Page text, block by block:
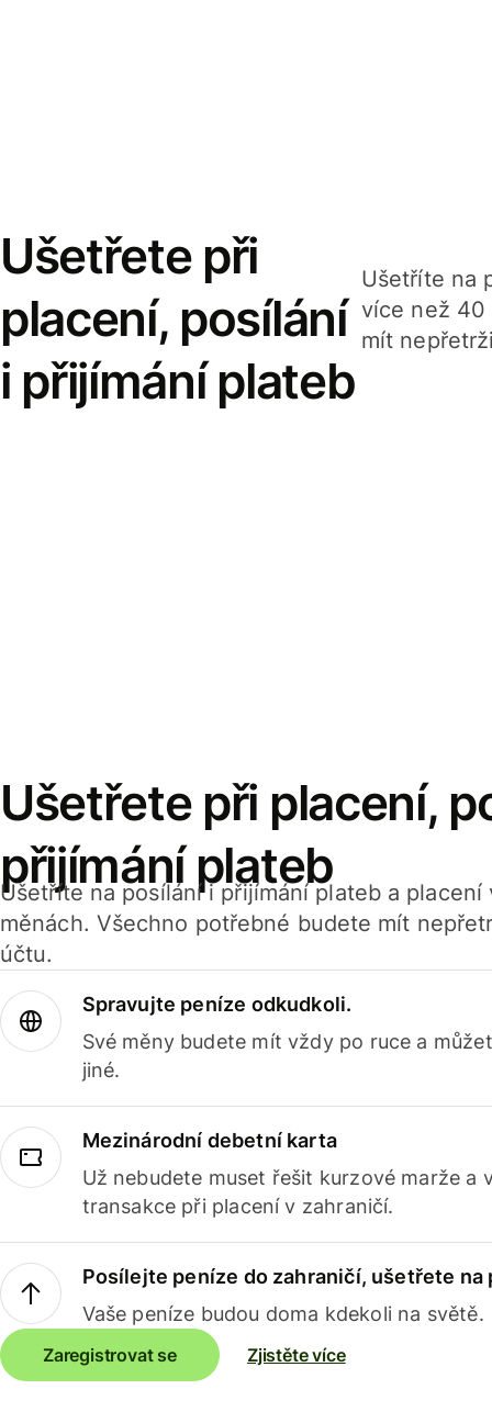
Ušetřete při
placení, posílání
i přijímání plateb
Ušetříte na
více než 40
mít
Ušetřete při placení,
přijímání plateb
Ušetříte na posílání i přijímání plateb a
měnách. Všechno potřebné budete mít
účtu.
Spravujte peníze odkudkoli.
Své měny budete mít vždy po ruce a
jiné.
Mezinárodní debetní karta
Už nebudete muset řešit kurzové marže a
transakce při placení v zahraničí.
Posílejte peníze do zahraničí, ušetřete na
Vaše peníze budou doma kdekoli na světě.
Zaregistrovat se Zjistěte více